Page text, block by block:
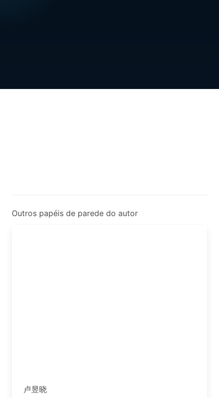
Outros papéis de parede do autor
卢昱晓